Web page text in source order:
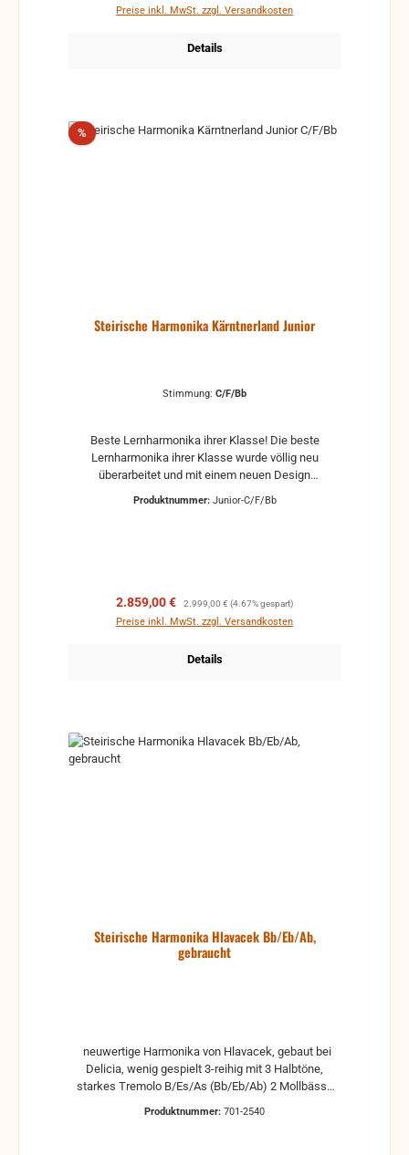
Preise inkl. MwSt. zzgl. Versandkosten
Details
%Rabatt
Steirische Harmonika Kärntnerland Junior
Stimmung: C/F/Bb
Beste Lernharmonika ihrer Klasse! Die beste
Lernharmonika ihrer Klasse wurde völlig neu
überarbeitet und mit einem neuen Design
Nussholz sorgt für ein enorm leichtes Gewicht und
jungen NachwuchsspielerInnen. Mögliche
Stimmungen bestellbar: G/C/F Gis/Cis/Fis A/D/G
B/Es/As H/E/A C/F/B
Produktnummer: Junior-C/F/Bb
Verkaufspreis:
2.859,00 € Regulärer Preis:
2.999,00 € (4.67% gespart)
Preise inkl. MwSt. zzgl. Versandkosten
Details
Steirische Harmonika Hlavacek Bb/Eb/Ab,
gebraucht
Delicia, wenig gespielt 3-reihig mit 3 Halbtöne,
starkes Tremolo B/Es/As (Bb/Eb/Ab) 2 Mollbässe
Produktnummer: 701-2540